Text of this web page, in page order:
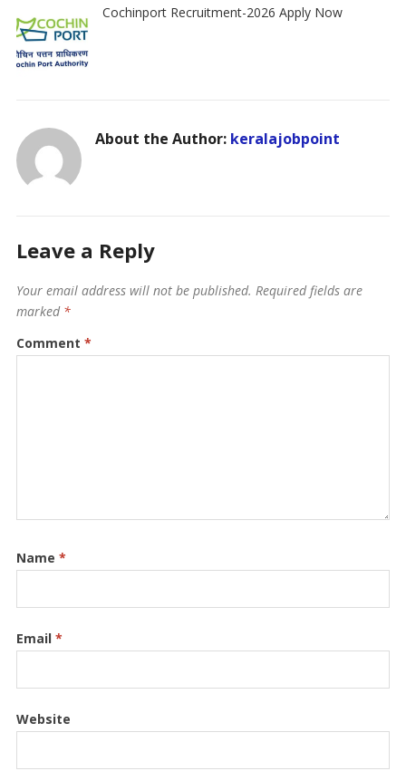
Cochinport Recruitment-2026 Apply Now
About the Author: keralajobpoint
Leave a Reply
Your email address will not be published. Required fields are
marked *
Comment *
Name *
Email *
Website